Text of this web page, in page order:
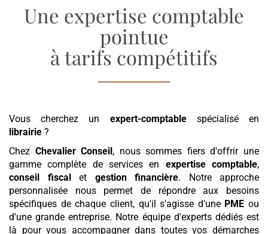
Une expertise comptable
pointue
à tarifs compétitifs
Vous cherchez un expert-comptablespécialisé en
librairie ?
Chez Chevalier Conseil, nous sommes fiers d'offrir une
gamme complète de services en expertise comptable,
conseil fiscalet gestion financière. Notre approche
personnalisée nous permet de répondre aux besoins
spécifiques de chaque client, qu'il s'agisse d'une PME ou
d'une grande entreprise. Notre équipe d'experts dédiés est
là pour vous accompagner dans toutes vos démarches